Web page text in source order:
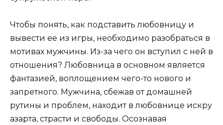
Чтобы понять, как подставить любовницу и
вывести ее из игры, необходимо разобраться в
мотивах мужчины. Из-за чего он вступил с ней в
отношения? Любовница в основном является
фантазией, воплощением чего-то нового и
запретного. Мужчина, сбежав от домашней
рутины и проблем, находит в любовнице искру
азарта, страсти и свободы. Осознавая